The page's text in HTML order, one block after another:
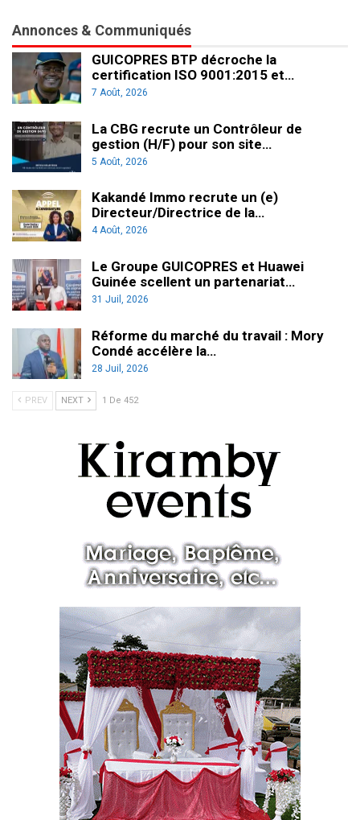
Annonces & Communiqués
GUICOPRES BTP décroche la
certification ISO 9001:2015 et…
7 Août, 2026
La CBG recrute un Contrôleur de
gestion (H/F) pour son site…
5 Août, 2026
Kakandé Immo recrute un (e)
Directeur/Directrice de la…
4 Août, 2026
Le Groupe GUICOPRES et Huawei
Guinée scellent un partenariat…
31 Juil, 2026
Réforme du marché du travail : Mory
Condé accélère la…
28 Juil, 2026
PREV NEXT 1 De 452